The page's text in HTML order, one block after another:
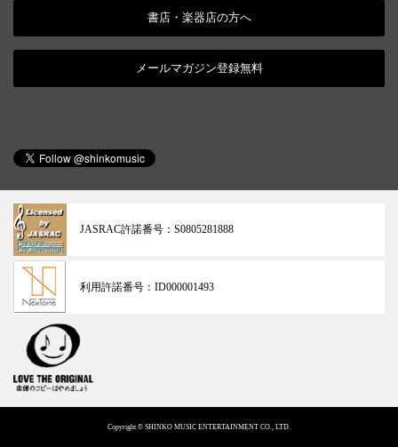
書店・楽器店の方へ
メールマガジン登録無料
JASRAC許諾番号： S0805281888
利用許諾番号： ID000001493
Copyright © SHINKO MUSIC ENTERTAINMENT CO., LTD.